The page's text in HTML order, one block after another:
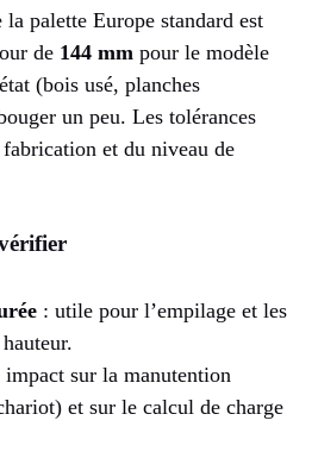
palette Europe standard est
de 144 mm pour le modèle
(bois usé, planches
un peu. Les tolérances
et du niveau de
: utile pour l’empilage et les
impact sur la manutention
et sur le calcul de charge